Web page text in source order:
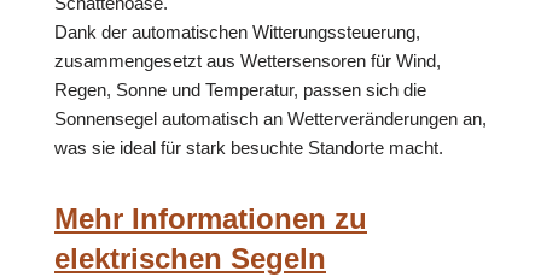
Dank der automatischen Witterungssteuerung,
zusammengesetzt aus Wettersensoren für Wind,
Regen, Sonne und Temperatur, passen sich die
Sonnensegel automatisch an Wetterveränderungen an,
was sie ideal für stark besuchte Standorte macht.
Mehr Informationen zu
elektrischen Segeln